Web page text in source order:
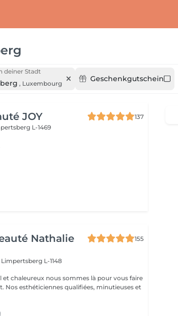
deiner Stadt
, Luxembourg
Geschenkgutschein
JOY
137
L-1469
Nathalie
155
Limpertsberg L-1148
et chaleureux nous sommes là pour vous faire
Nos esthéticiennes qualifiées, minutieuses et